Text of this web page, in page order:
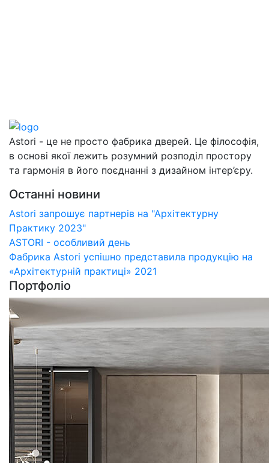
Astori - це не просто фабрика дверей. Це філософія,
в основі якої лежить розумний розподіл простору
та гармонія в його поєднанні з дизайном інтер’єру.
Останні новини
Astori запрошує партнерів на "Архітектурну
Практику 2023"
ASTORI - особливий день
Фабрика Astori успішно представила продукцію на
«Архітектурній практиці» 2021
Портфоліо